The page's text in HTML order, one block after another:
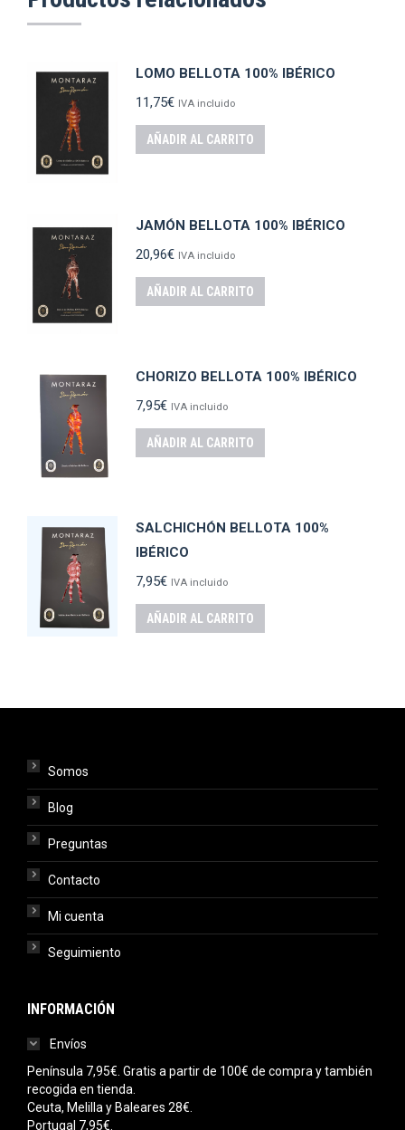
LOMO BELLOTA 100% IBÉRICO
11,75€ IVA incluido
AÑADIR AL CARRITO
JAMÓN BELLOTA 100% IBÉRICO
20,96€ IVA incluido
AÑADIR AL CARRITO
CHORIZO BELLOTA 100% IBÉRICO
7,95€ IVA incluido
AÑADIR AL CARRITO
SALCHICHÓN BELLOTA 100%
IBÉRICO
7,95€ IVA incluido
AÑADIR AL CARRITO
Somos
Blog
Preguntas
Contacto
Mi cuenta
Seguimiento
INFORMACIÓN
Envíos
Península 7,95€. Gratis a partir de 100€ de compra y también
recogida en tienda.
Ceuta, Melilla y Baleares 28€.
Portugal 7,95€.